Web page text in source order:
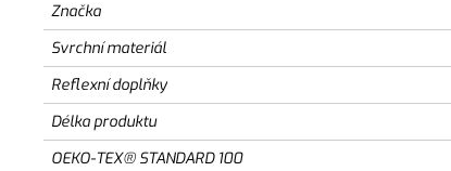
Značka
Svrchní materiál
Reflexní doplňky
Délka produktu
OEKO-TEX® STANDARD 100